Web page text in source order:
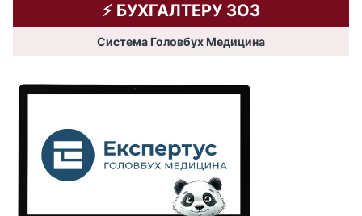
⚡️ БУХГАЛТЕРУ ЗОЗ
Система Головбух Медицина